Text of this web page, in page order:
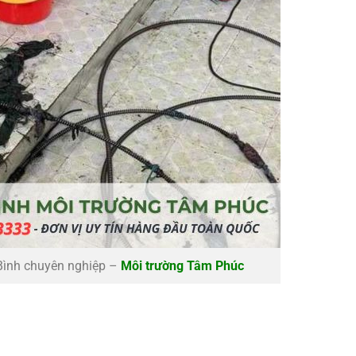
chuyên nghiệp – Môi trường Tâm Phúc